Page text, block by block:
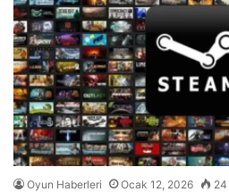
Oyun Haberleri Ocak 12, 2026 24